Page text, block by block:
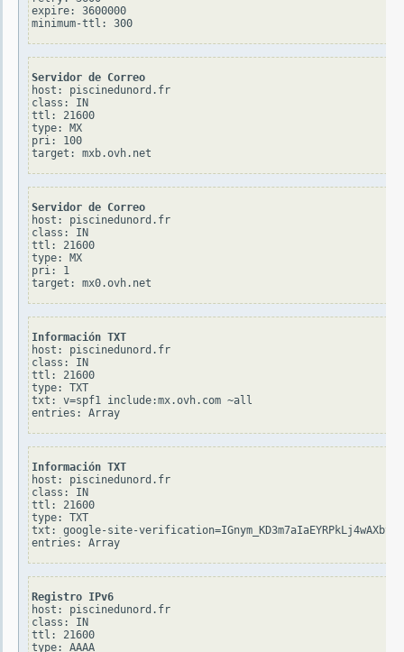
expire: 3600000
Servidor de Correo
host: piscinedunord.fr
class: IN
ttl: 21600
type: MX
pri: 100
Servidor de Correo
host: piscinedunord.fr
class: IN
ttl: 21600
type: MX
pri: 1
Información TXT
host: piscinedunord.fr
class: IN
ttl: 21600
type: TXT
txt: v=spf1 include:mx.ovh.com ~all
Información TXT
host: piscinedunord.fr
class: IN
ttl: 21600
type: TXT
txt: google-site-
Registro IPv6
host: piscinedunord.fr
class: IN
ttl: 21600
type: AAAA